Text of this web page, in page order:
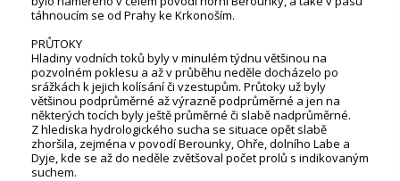
táhnoucím se od Prahy ke Krkonoším.
PRŮTOKY
Hladiny vodních toků byly v minulém týdnu většinou na
pozvolném poklesu a až v průběhu neděle docházelo po
srážkách k jejich kolísání či vzestupům. Průtoky už byly
většinou podprůměrné až výrazně podprůměrné a jen na
některých tocích byly ještě průměrné či slabě nadprůměrné.
Z hlediska hydrologického sucha se situace opět slabě
zhoršila, zejména v povodí Berounky, Ohře, dolního Labe a
Dyje, kde se až do neděle zvětšoval počet profilů s indikovaným
suchem.